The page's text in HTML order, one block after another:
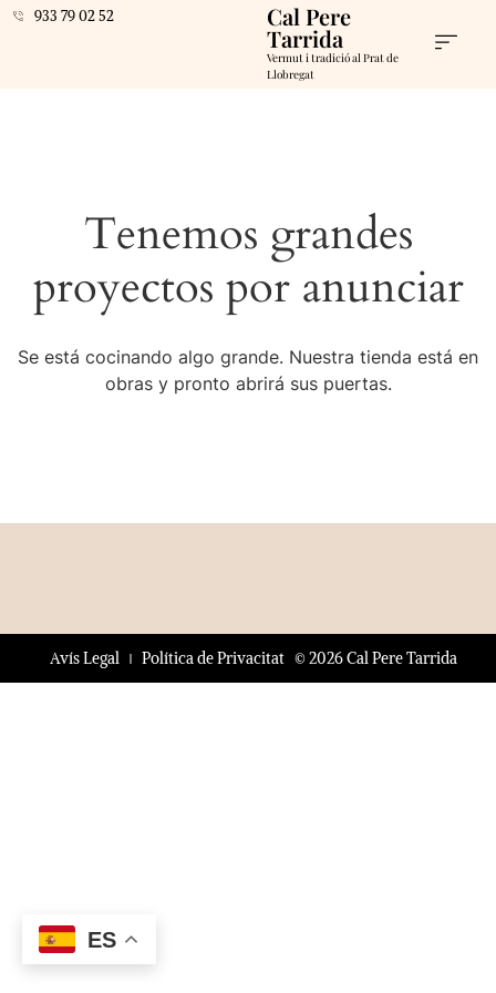
933 79 02 52 Cal Pere
Tarrida
Vermut i tradició al Prat de
Llobregat
Tenemos grandes
proyectos por anunciar
Se está cocinando algo grande. Nuestra tienda está en
obras y pronto abrirá sus puertas.
© 2026 Cal Pere Tarrida
Avís Legal Política de Privacitat
ES